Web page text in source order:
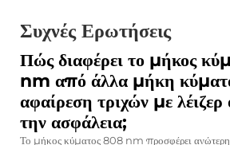
Συχνές Ερωτήσεις
Πώς διαφέρει το μήκος
nm από άλλα μήκη
αφαίρεση τριχών με
την ασφάλεια;
Το μήκος κύματος 808 nm προσφέρει ανώτερη